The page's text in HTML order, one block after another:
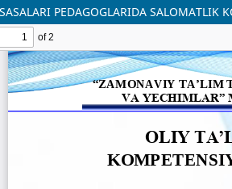
PEDAGOGLARIDA